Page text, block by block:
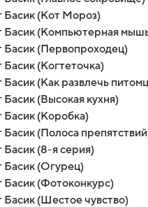
Басик (Кот Мороз)
Басик (Компьютерная
Басик (Первопроходец)
Басик (Когтеточка)
Басик (Как развлечь
Басик (Высокая кухня)
Басик (Коробка)
Басик (Полоса
Басик (8-я серия)
Басик (Огурец)
Басик (Фотоконкурс)
Басик (Шестое чувство)